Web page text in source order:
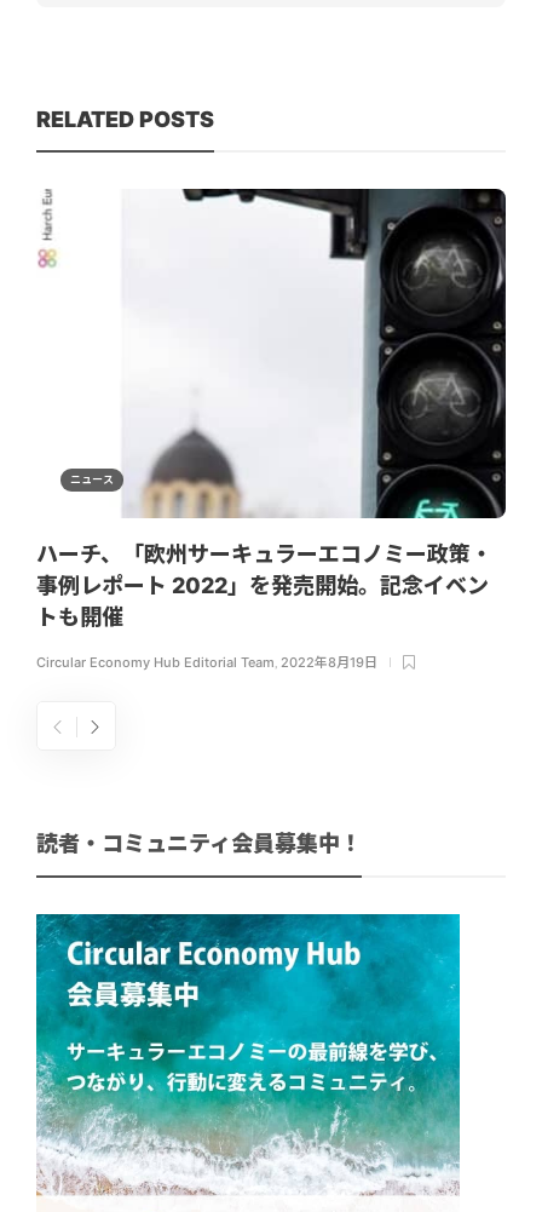
RELATED POSTS
ニュース
ハーチ、「欧州サーキュラーエコノミー政策・
事例レポート 2022」を発売開始。記念イベン
トも開催
Circular Economy Hub Editorial Team 2022年8月19日
読者・コミュニティ会員募集中！